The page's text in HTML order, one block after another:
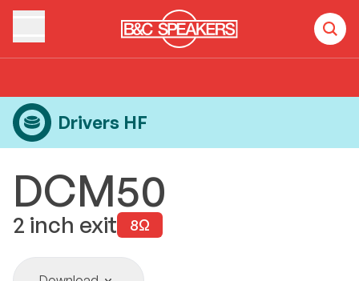
Drivers HF
DCM50
2 inch exit 8Ω